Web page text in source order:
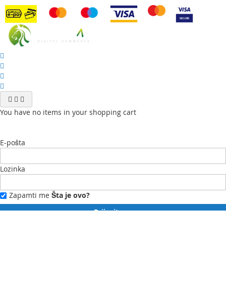
You have no items in your shopping cart
E-pošta
Lozinka
Zapamti me Šta je ovo?
Prijavite se